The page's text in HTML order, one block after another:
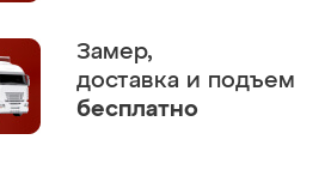
Замер,
доставка и подъем
бесплатно